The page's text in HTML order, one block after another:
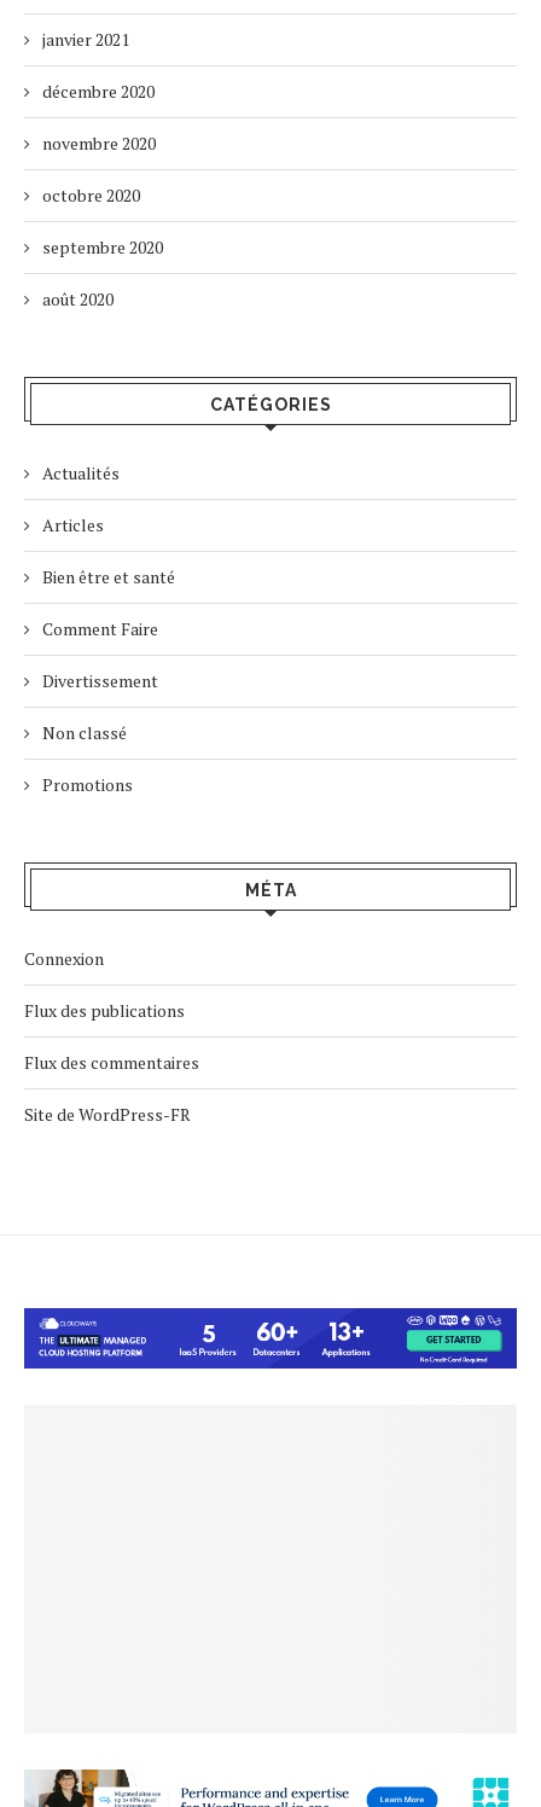
janvier 2021
décembre 2020
novembre 2020
octobre 2020
septembre 2020
août 2020
CATÉGORIES
Actualités
Articles
Bien être et santé
Comment Faire
Divertissement
Non classé
Promotions
MÉTA
Connexion
Flux des publications
Flux des commentaires
Site de WordPress-FR